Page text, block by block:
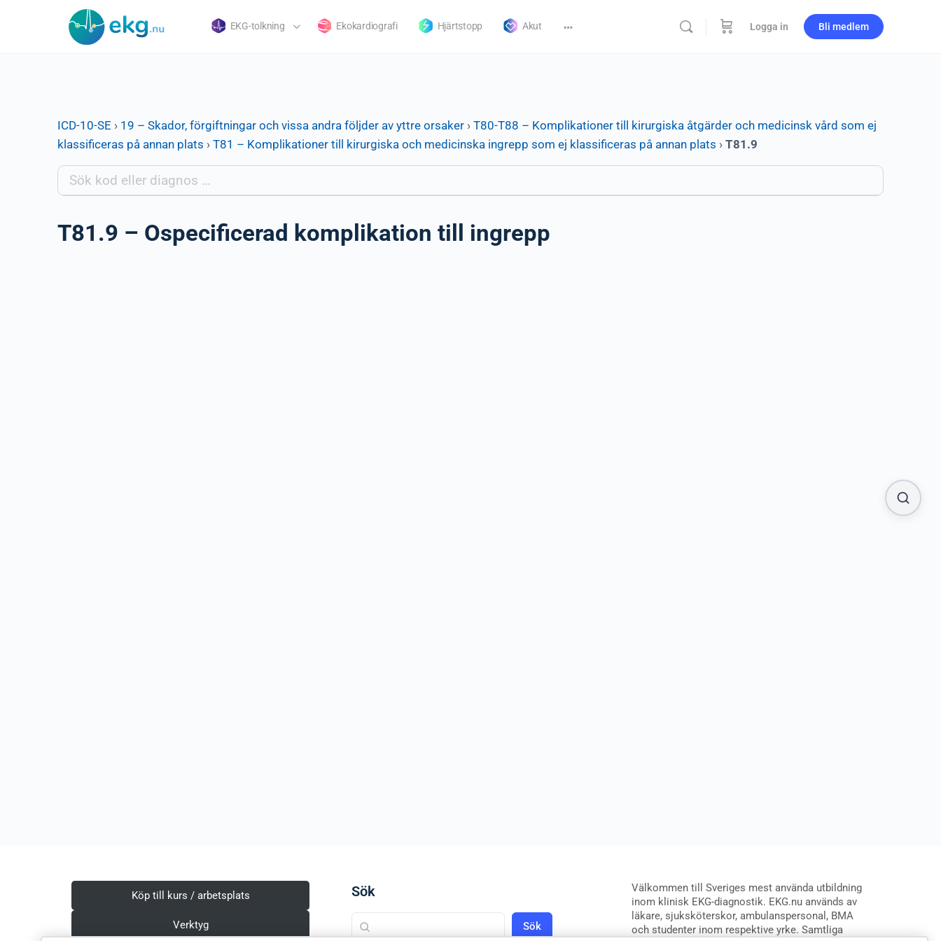
EKG-tolkning Ekokardiografi Hjärtstopp Akut Logga in Bli medlem
ICD-10-SE › 19 – Skador, förgiftningar och vissa andra följder av yttre orsaker › T80-T88 – Komplikationer till kirurgiska åtgärder och medicinsk vård som ej
klassificeras på annan plats › T81 – Komplikationer till kirurgiska och medicinska ingrepp som ej klassificeras på annan plats › T81.9
T81.9 – Ospecificerad komplikation till ingrepp
Köp till kurs / arbetsplats
Verktyg
Sök
Sök
Välkommen till Sveriges mest använda utbildning
inom klinisk EKG-diagnostik. EKG.nu används av
läkare, sjuksköterskor, ambulanspersonal, BMA
och studenter inom respektive yrke. Samtliga